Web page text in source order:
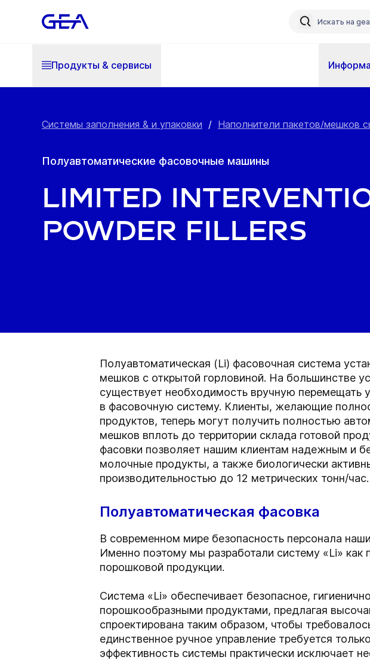
Продукты & cервисы
Системы заполнения & и упаковки / Наполнители пакетов/мешков
Полуавтоматические фасовочные машины
Limited
Powder Fillers
Полуавтоматическая (Li) фасовочная система
мешков с открытой горловиной. На большинстве
существует необходимость вручную перемещать
в фасовочную систему. Клиенты, желающие
продуктов, теперь могут получить полностью
мешков вплоть до территории склада готовой
фасовки позволяет нашим клиентам надежным и
молочные продукты, а также биологически
производительностью до 12 метрических тонн/час.
Полуавтоматическая фасовка
В современном мире безопасность персонала
Именно поэтому мы разработали систему «Li»
порошковой продукции.
Система «Li» обеспечивает безопасное,
порошкообразными продуктами, предлагая
спроектирована таким образом, чтобы
единственное ручное управление требуется
эффективность системы практически исключает